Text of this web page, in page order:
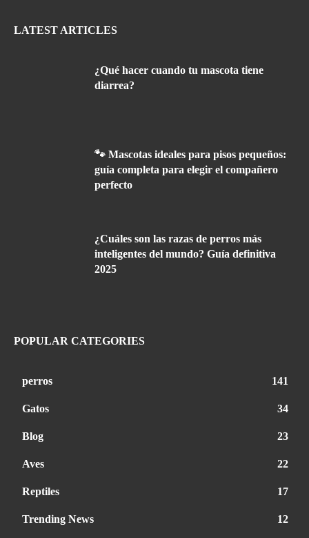
LATEST ARTICLES
¿Qué hacer cuando tu mascota tiene
diarrea?
🐾 Mascotas ideales para pisos pequeños:
guía completa para elegir el compañero
perfecto
¿Cuáles son las razas de perros más
inteligentes del mundo? Guía definitiva
2025
POPULAR CATEGORIES
perros 141
Gatos 34
Blog 23
Aves 22
Reptiles 17
Trending News 12